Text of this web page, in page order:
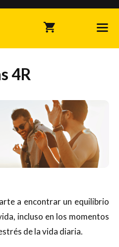
4R
a encontrar un equilibrio
incluso en los momentos
de la vida diaria.